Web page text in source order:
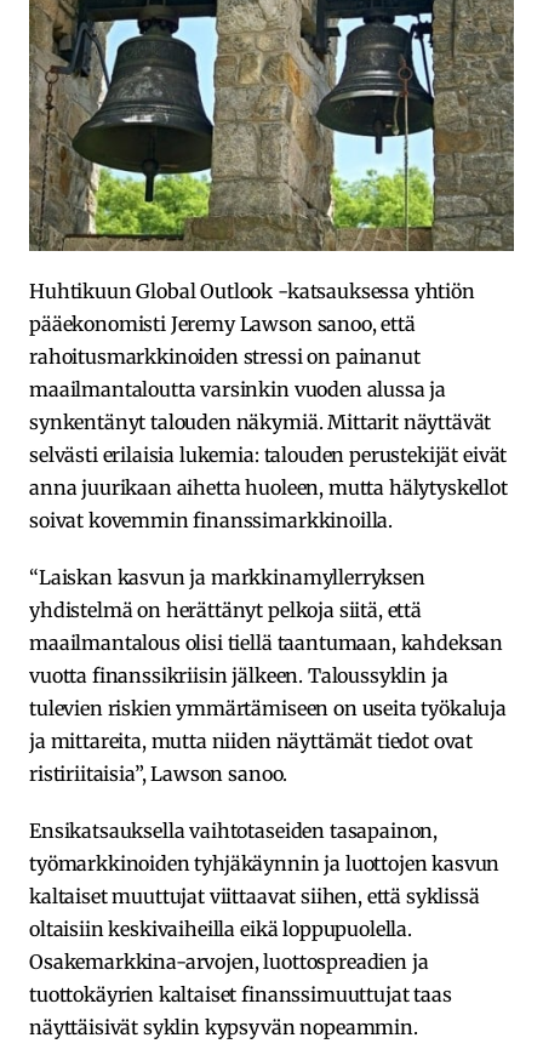
Huhtikuun Global Outlook -katsauksessa yhtiön
pääekonomisti Jeremy Lawson sanoo, että
rahoitusmarkkinoiden stressi on painanut
maailmantaloutta varsinkin vuoden alussa ja
synkentänyt talouden näkymiä. Mittarit näyttävät
selvästi erilaisia lukemia: talouden perustekijät eivät
anna juurikaan aihetta huoleen, mutta hälytyskellot
soivat kovemmin finanssimarkkinoilla.
“Laiskan kasvun ja markkinamyllerryksen
yhdistelmä on herättänyt pelkoja siitä, että
maailmantalous olisi tiellä taantumaan, kahdeksan
vuotta finanssikriisin jälkeen. Taloussyklin ja
tulevien riskien ymmärtämiseen on useita työkaluja
ja mittareita, mutta niiden näyttämät tiedot ovat
ristiriitaisia”, Lawson sanoo.
Ensikatsauksella vaihtotaseiden tasapainon,
työmarkkinoiden tyhjäkäynnin ja luottojen kasvun
kaltaiset muuttujat viittaavat siihen, että syklissä
oltaisiin keskivaiheilla eikä loppupuolella.
Osakemarkkina-arvojen, luottospreadien ja
tuottokäyrien kaltaiset finanssimuuttujat taas
näyttäisivät syklin kypsyvän nopeammin.